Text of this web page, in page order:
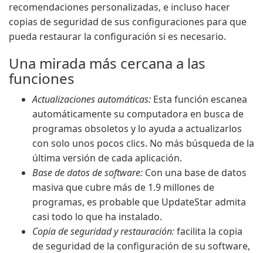
recomendaciones personalizadas, e incluso hacer
copias de seguridad de sus configuraciones para que
pueda restaurar la configuración si es necesario.
Una mirada más cercana a las
funciones
Actualizaciones automáticas: Esta función escanea
automáticamente su computadora en busca de
programas obsoletos y lo ayuda a actualizarlos
con solo unos pocos clics. No más búsqueda de la
última versión de cada aplicación.
Base de datos de software: Con una base de datos
masiva que cubre más de 1.9 millones de
programas, es probable que UpdateStar admita
casi todo lo que ha instalado.
Copia de seguridad y restauración:facilita la copia
de seguridad de la configuración de su software,